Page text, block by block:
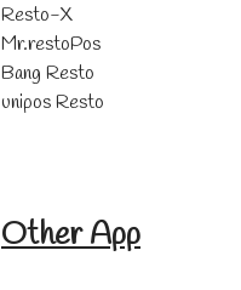
Resto-X
Mr.restoPos
Bang Resto
unipos Resto
Other App